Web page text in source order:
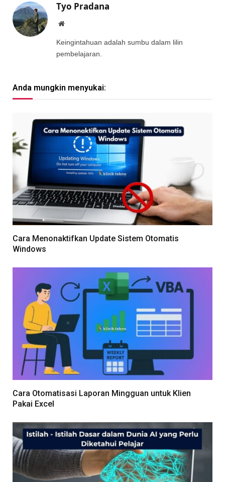
Tyo Pradana
Website
Keingintahuan adalah sumbu dalam lilin
pembelajaran.
Anda mungkin menyukai:
Cara Menonaktifkan Update Sistem Otomatis
Windows
Cara Otomatisasi Laporan Mingguan untuk Klien
Pakai Excel